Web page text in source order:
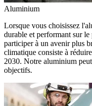
Aluminium
Lorsque vous choisissez
durable et performant sur
participer à un avenir plus
climatique consiste à
2030. Notre aluminium
objectifs.